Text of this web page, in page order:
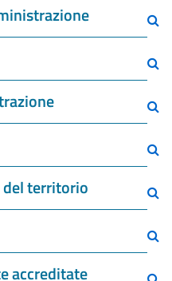
del territorio
accreditate